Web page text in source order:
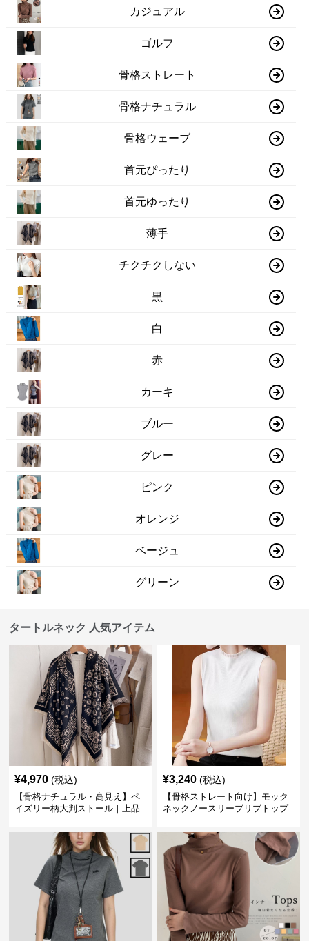
カジュアル
ゴルフ
骨格ストレート
骨格ナチュラル
骨格ウェーブ
首元ぴったり
首元ゆったり
薄手
チクチクしない
黒
白
赤
カーキ
ブルー
グレー
ピンク
オレンジ
ベージュ
グリーン
タートルネック 人気アイテム
¥4,970 (税込)
【骨格ナチュラル・高見え】ペ
イズリー柄大判ストール｜上品
¥3,240 (税込)
【骨格ストレート向け】モック
ネックノースリーブリブトップ